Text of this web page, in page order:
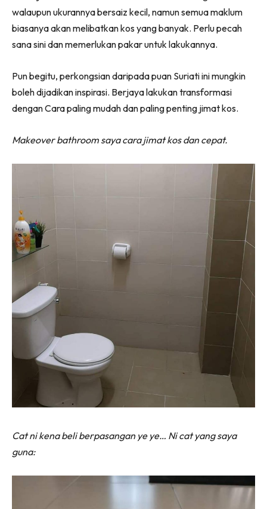
walaupun ukurannya bersaiz kecil, namun semua maklum
biasanya akan melibatkan kos yang banyak. Perlu pecah
sana sini dan memerlukan pakar untuk lakukannya.
Pun begitu, perkongsian daripada puan Suriati ini mungkin
boleh dijadikan inspirasi. Berjaya lakukan transformasi
dengan Cara paling mudah dan paling penting jimat kos.
Makeover bathroom saya cara jimat kos dan cepat.
Cat ni kena beli berpasangan ye ye… Ni cat yang saya
guna: